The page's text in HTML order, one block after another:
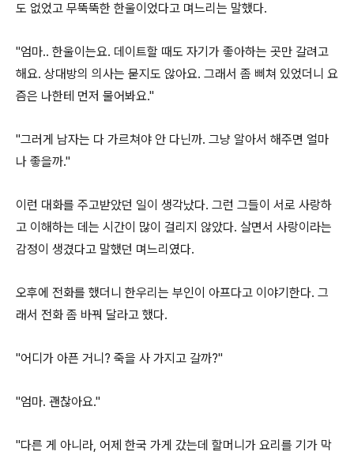
도 없었고 무뚝뚝한 한울이었다고 며느리는 말했다.
"엄마.. 한울이는요. 데이트할 때도 자기가 좋아하는 곳만 갈려고
해요. 상대방의 의사는 묻지도 않아요. 그래서 좀 삐쳐 있었더니 요
즘은 나한테 먼저 물어봐요."
"그러게 남자는 다 가르쳐야 안 다닌까. 그냥 알아서 해주면 얼마
나 좋을까."
이런 대화를 주고받았던 일이 생각났다. 그런 그들이 서로 사랑하
고 이해하는 데는 시간이 많이 걸리지 않았다. 살면서 사랑이라는
감정이 생겼다고 말했던 며느리였다.
오후에 전화를 했더니 한우리는 부인이 아프다고 이야기한다. 그
래서 전화 좀 바꿔 달라고 했다.
"어디가 아픈 거니? 죽을 사 가지고 갈까?"
"엄마. 괜찮아요."
"다른 게 아니라, 어제 한국 가게 갔는데 할머니가 요리를 기가 막